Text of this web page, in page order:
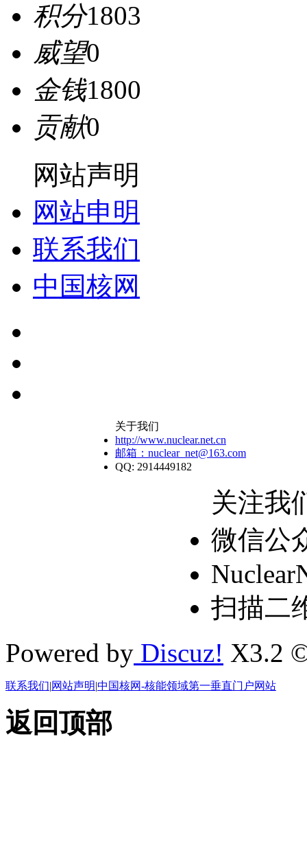
积分1803
威望0
金钱1800
贡献0
网站声明
网站申明
联系我们
中国核网
关于我们
http://www.nuclear.net.cn
邮箱：nuclear_net@163.com
QQ: 2914449182
关注我
微信公
扫描二
Powered by Discuz! X3.2
联系我们|网站声明|中国核网-核能领域第一垂直门户网站
返回顶部